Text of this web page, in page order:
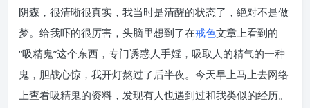
阴森，很清晰很真实，我当时是清醒的状态了，絶对不是做
梦。给我吓的很厉害，头脑里想到了在戒色文章上看到的
“吸精鬼”这个东西，专门诱惑人手婬，吸取人的精气的一种
鬼，胆战心惊，我开灯熬过了后半夜。今天早上马上去网络
上查看吸精鬼的资料，发现有人也遇到过和我类似的经历。